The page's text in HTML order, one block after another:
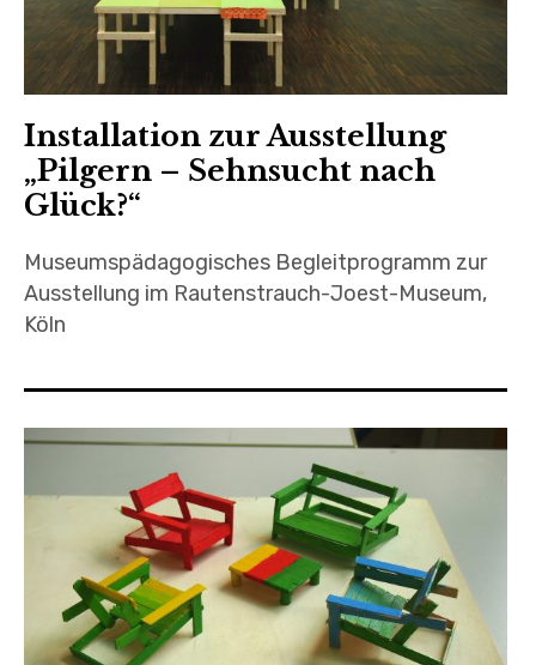
Installation zur Ausstellung
„Pilgern – Sehnsucht nach
Glück?“
Museumspädagogisches Begleitprogramm zur
Ausstellung im Rautenstrauch-Joest-Museum,
Köln